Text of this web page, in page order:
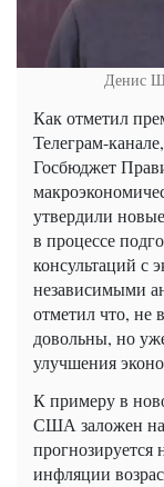
Денис
Как отметил
Телеграм-
Госбюджет
утвердили
в процессе
консультаций
независимыми
отметил что, не
довольны, но
улучшения
К примеру в
США заложен
прогнозируется
инфляции